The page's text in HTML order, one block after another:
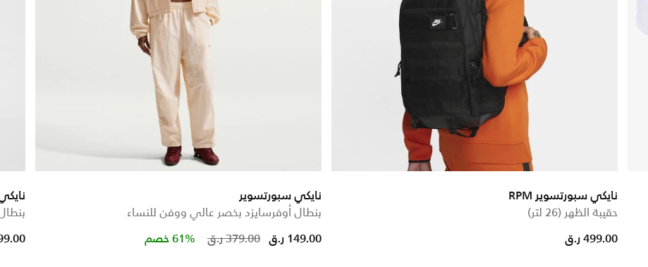
نايكي سبورتسوير RPM
حقيبة الظهر (26 لتر)
499.00 ر.ق
نايكي سبورتسوير
بنطال أوفرسايزد بخصر عالي ووفن للنساء
Price reduced from379.00 ر.ق to
149.00 ر.ق 61% خصم
from
to